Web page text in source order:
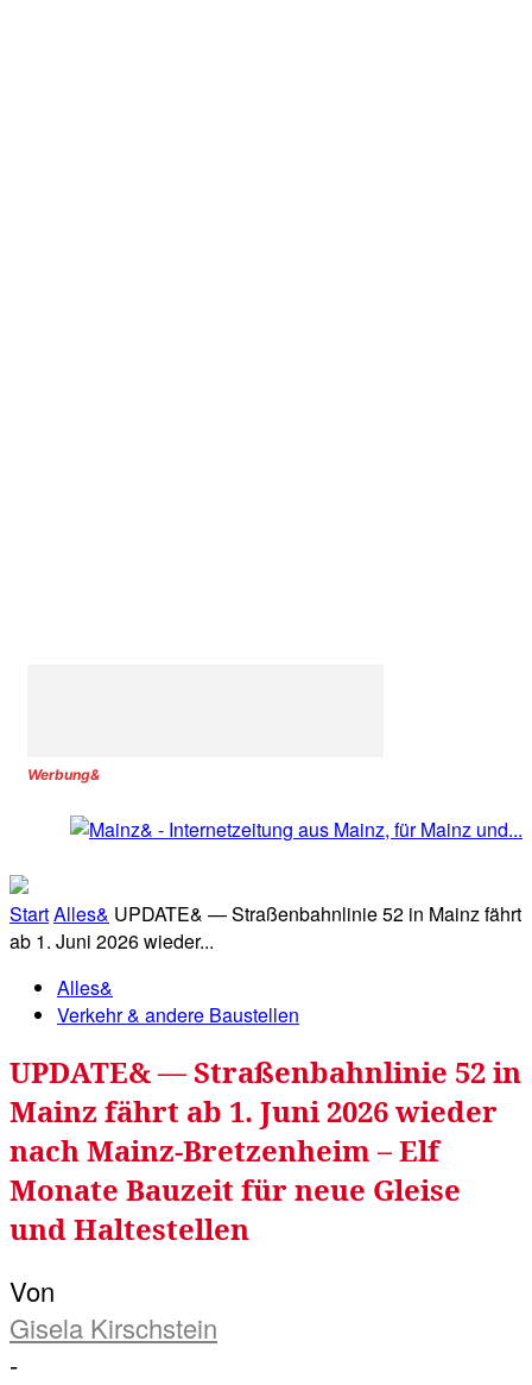
Werbung&
StartAlles& UPDATE& — Straßenbahnlinie 52 in Mainz fährt
ab 1. Juni 2026 wieder...
Alles&
Verkehr & andere Baustellen
UPDATE& — Straßenbahnlinie 52 in
Mainz fährt ab 1. Juni 2026 wieder
nach Mainz-Bretzenheim – Elf
Monate Bauzeit für neue Gleise
und Haltestellen
Von
Gisela Kirschstein
-